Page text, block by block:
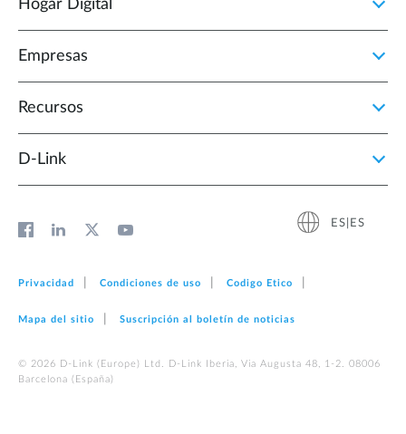
Hogar Digital
Empresas
Recursos
D‑Link
ES|ES
Privacidad Condiciones de uso Codigo Etico
Mapa del sitio Suscripción al boletín de noticias
© 2026 D‑Link (Europe) Ltd. D-Link Iberia, Via Augusta 48, 1-2. 08006
Barcelona (España)